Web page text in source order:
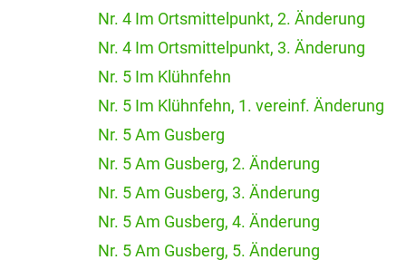
Nr. 4 Im Ortsmittelpunkt, 2. Änderung
Nr. 4 Im Ortsmittelpunkt, 3. Änderung
Nr. 5 Im Klühnfehn
Nr. 5 Im Klühnfehn, 1. vereinf. Änderung
Nr. 5 Am Gusberg
Nr. 5 Am Gusberg, 2. Änderung
Nr. 5 Am Gusberg, 3. Änderung
Nr. 5 Am Gusberg, 4. Änderung
Nr. 5 Am Gusberg, 5. Änderung